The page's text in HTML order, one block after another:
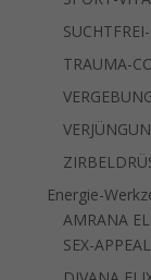
TRAUMA-
Energie-
AMRANA
SEX-